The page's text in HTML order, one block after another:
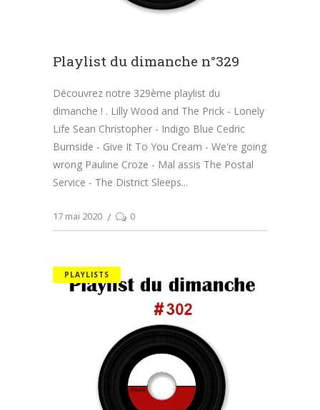
Playlist du dimanche n°329
Découvrez notre 329ème playlist du
dimanche ! . Lilly Wood and The Prick - Lonely
Life Sean Christopher - Indigo Blue Cedric
Burnside - Give It To You Cream - We're going
wrong Pauline Croze - Mal assis The Postal
Service - The District Sleeps
17 mai 2020 0
PLAYLISTS